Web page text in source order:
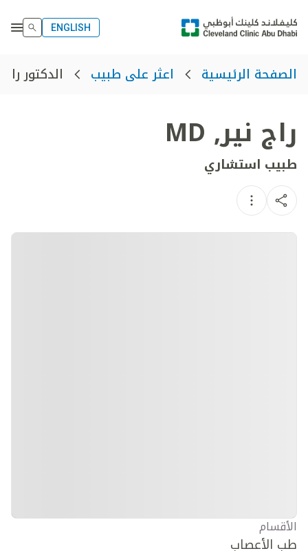
ENGLISH
الصفحة الرئيسية اعثر على طبيب الدكتور راج
راج نير,
MD
طبيب استشاري
الأقسام
طب الأعصاب